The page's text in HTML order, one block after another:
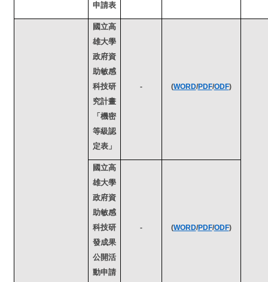
申請表
國立高
雄大學
政府資
助敏感
科技研
究計畫
「機密
等級認
定表」
- (WORD/PDF/ODF)
國立高
雄大學
政府資
助敏感
科技研
發成果
公開活
動申請
- (WORD/PDF/ODF)